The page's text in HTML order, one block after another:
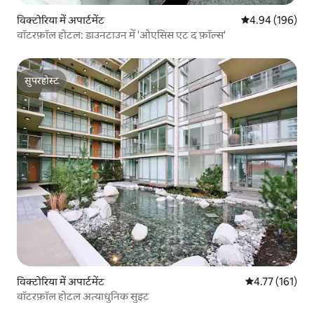
विक्टोरिया में अपार्टमेंट औसत रेटिंग 5 में से
4.94 (196)
वॉटरफ़ॉल होटल: डाउनटाउन में 'ओएसिस एट द फ़ॉल्स'
सुपरहोस्ट
सुपरहोस्ट
विक्टोरिया में अपार्टमेंट औसत रेटिंग 5 में से
4.77 (161)
वॉटरफ़ॉल होटल अत्याधुनिक सुइट